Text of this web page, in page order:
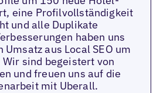
eine Profilvollständigkeit
und alle Duplikate
haben uns
aus Local SEO um
sind begeistert von
und freuen uns auf die
mit Uberall.